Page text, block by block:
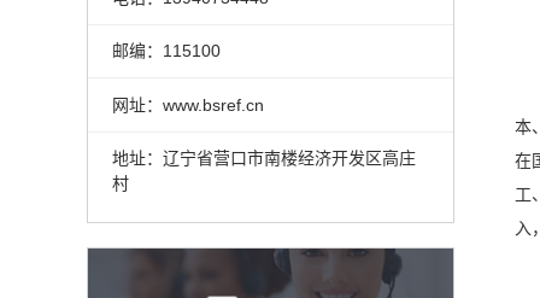
邮编：115100
网址：www.bsref.cn
地址：辽宁省营口市南楼经济开发区高庄
村
本
在
工
入